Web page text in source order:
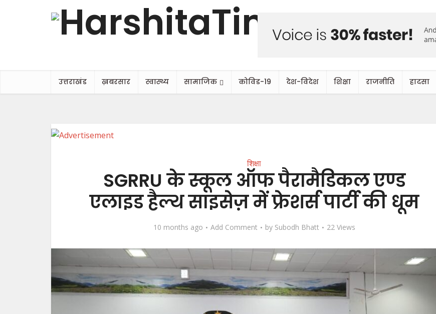
उत्तराखंड ख़बरसार स्वास्थ्य सामाजिक कोविड-19 देश-विदेश शिक्षा राजनीति हादसा
शिक्षा
SGRRU के स्कूल ऑफ पैरामैडिकल एण्ड
एलाइड हैल्थ साइसेज़ में फ्रेशर्स पार्टी की धूम
10 months ago Add Comment by Subodh Bhatt 22 Views